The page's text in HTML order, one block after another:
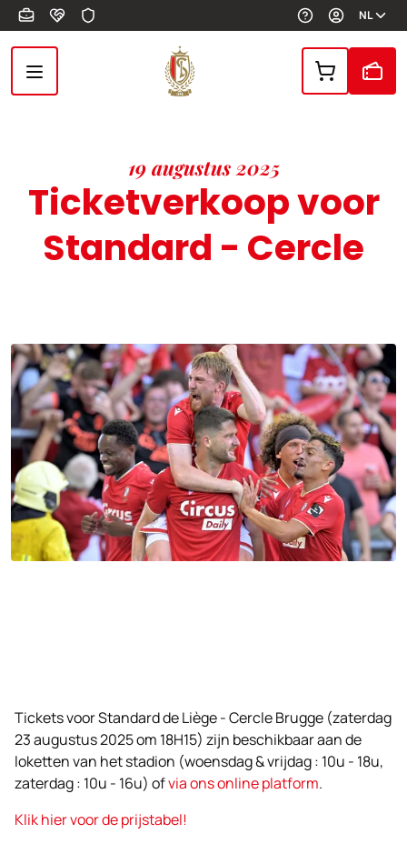
Overslaan en naar de inhoud gaan NL
19 augustus 2025
Ticketverkoop voor
Standard - Cercle
Tickets voor Standard de Liège - Cercle Brugge (zaterdag
23 augustus 2025 om 18H15) zijn beschikbaar aan de
loketten van het stadion (woensdag & vrijdag : 10u - 18u,
zaterdag : 10u - 16u) ofvia ons online platform.
Klik hier voor de prijstabel!